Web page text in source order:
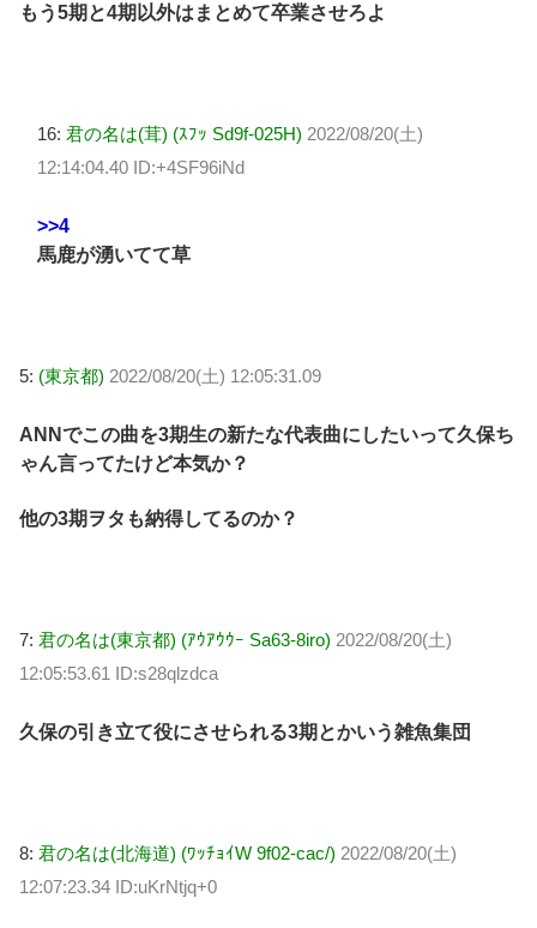
もう5期と4期以外はまとめて卒業させろよ
16: 君の名は(茸) (ｽﾌｯ Sd9f-025H) 2022/08/20(土)
12:14:04.40 ID:+4SF96iNd
>>4
馬鹿が湧いてて草
5: (東京都) 2022/08/20(土) 12:05:31.09
ANNでこの曲を3期生の新たな代表曲にしたいって久保ち
ゃん言ってたけど本気か？
他の3期ヲタも納得してるのか？
7: 君の名は(東京都) (ｱｳｱｳｳｰ Sa63-8iro) 2022/08/20(土)
12:05:53.61 ID:s28qlzdca
久保の引き立て役にさせられる3期とかいう雑魚集団
8: 君の名は(北海道) (ﾜｯﾁｮｲW 9f02-cac/) 2022/08/20(土)
12:07:23.34 ID:uKrNtjq+0